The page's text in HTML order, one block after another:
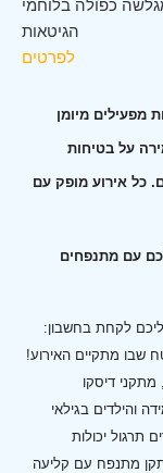
כפולה בלוחמי
הגיטאות
לפרטים
מפעילים מיומן
על בטיחות
כל אירוע מופק עם
עם מתנפחים
לקחת בחשבון:
שבו מתקיים האירוע!
דיסקו
והילדים בגילאי
תרגול יכולות
מתנפח עם קליעה